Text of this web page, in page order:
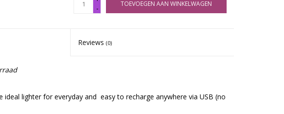
-
TOEVOEGEN AAN WINKELWAGEN
Reviews(0)
ideal lighter for everyday and easy to recharge anywhere via USB (no